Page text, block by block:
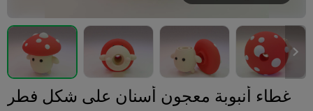

غطاء أنبوبة معجون أسنان على شكل فطر